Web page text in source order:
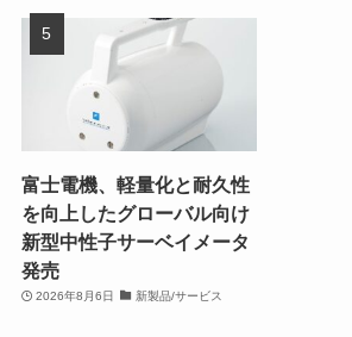
富士電機、軽量化と耐久性
を向上したグローバル向け
新型中性子サーベイメータ
発売
2026年8月6日 新製品/サービス